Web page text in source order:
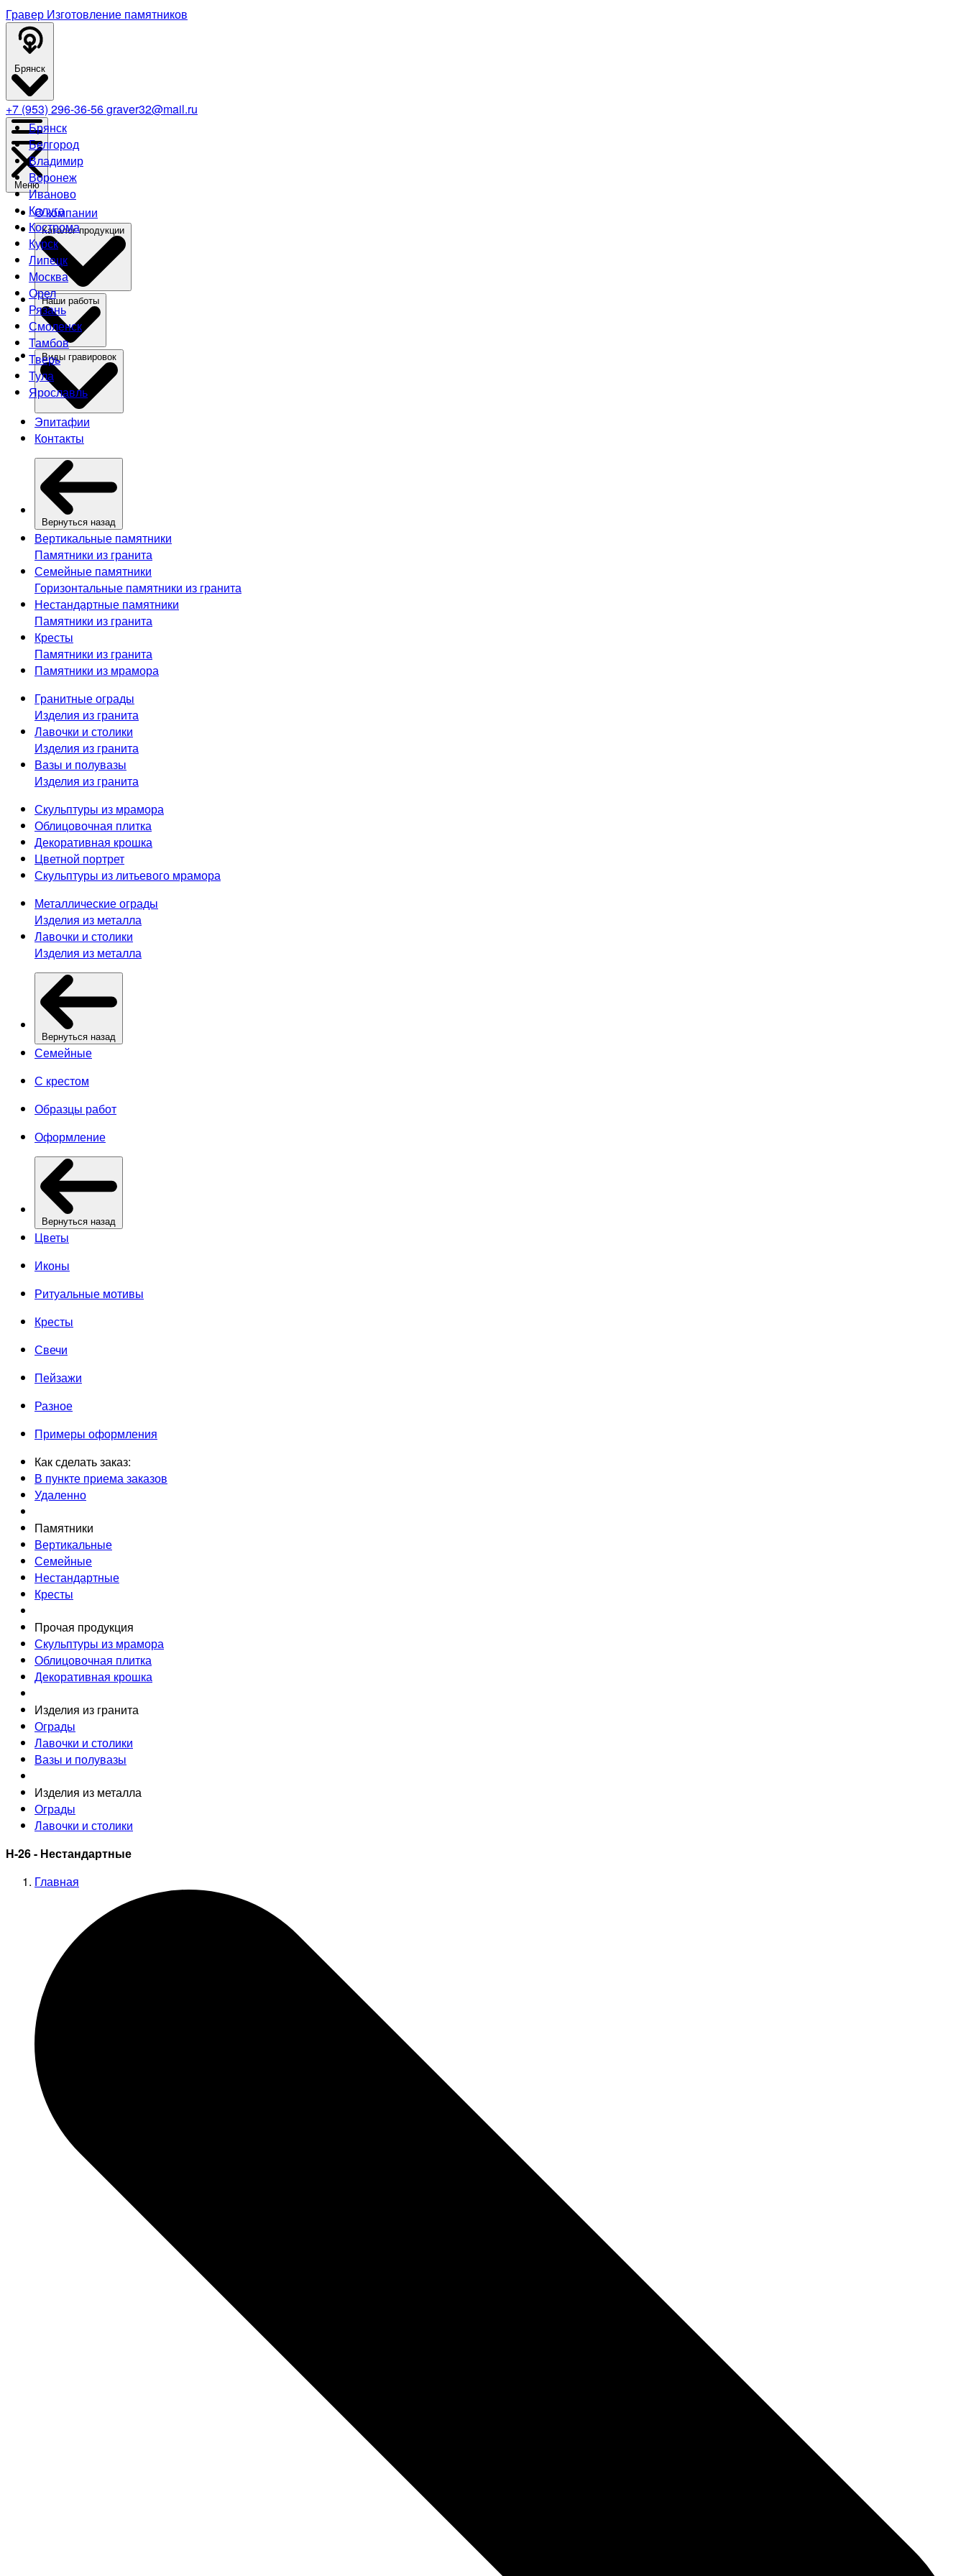
Гравер Изготовление памятников
Брянск
Брянск
Белгород
Владимир
Воронеж
Иваново
Калуга
Кострома
Курск
Липецк
Москва
Орел
Рязань
Смоленск
Тамбов
Тверь
Тула
Ярославль
+7 (953) 296-36-56graver32@mail.ru
Меню
О компании
Эпитафии
Контакты
Вернуться назад
Вертикальные памятники
Памятники из гранита
Семейные памятники
Горизонтальные памятники из гранита
Нестандартные памятники
Памятники из гранита
Кресты
Памятники из гранита
Памятники из мрамора
Гранитные ограды
Изделия из гранита
Лавочки и столики
Изделия из гранита
Вазы и полувазы
Изделия из гранита
Скульптуры из мрамора
Облицовочная плитка
Декоративная крошка
Цветной портрет
Скульптуры из литьевого мрамора
Металлические ограды
Изделия из металла
Лавочки и столики
Изделия из металла
Вернуться назад
Семейные
С крестом
Образцы работ
Оформление
Вернуться назад
Цветы
Иконы
Ритуальные мотивы
Кресты
Свечи
Пейзажи
Разное
Примеры оформления
Как сделать заказ:
В пункте приема заказов
Удаленно
Памятники
Вертикальные
Семейные
Нестандартные
Кресты
Прочая продукция
Скульптуры из мрамора
Облицовочная плитка
Декоративная крошка
Изделия из гранита
Ограды
Лавочки и столики
Вазы и полувазы
Изделия из металла
Ограды
Лавочки и столики
Н-26 - Нестандартные
Главная